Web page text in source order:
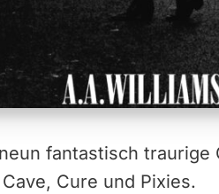
fantastisch
Cure und Pixies.